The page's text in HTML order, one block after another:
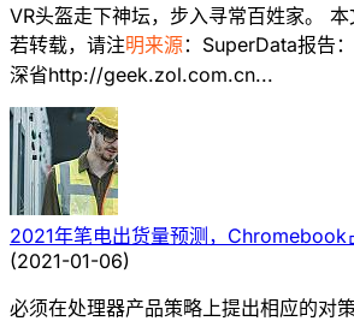
VR头盔走下神坛，步入寻常百姓家。
若转载，请注明来源：SuperData报告
深省http://geek.zol.com.cn...
2021年笔电出货量预测，Chromebook
(2021-01-06)
必须在处理器产品策略上提出相应的对